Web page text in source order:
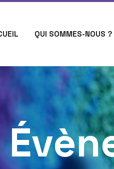
QUI SOMMES-NOUS ?